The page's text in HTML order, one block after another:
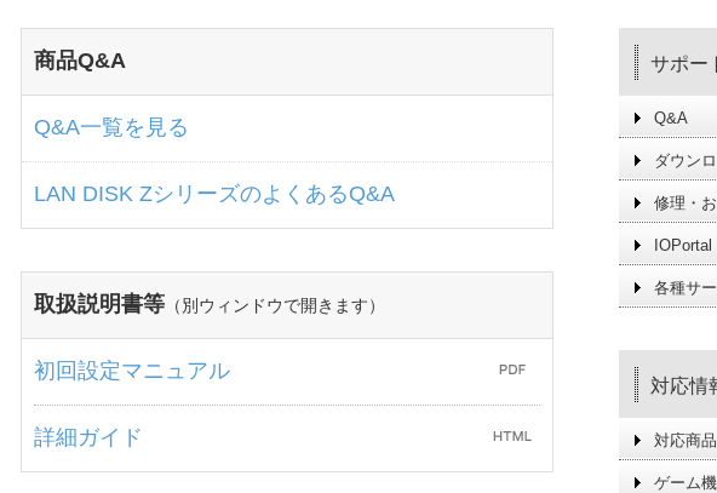
商品Q&A
Q&A一覧を見る
LAN DISK ZシリーズのよくあるQ&A
取扱説明書等 （別ウィンドウで開きます）
初回設定マニュアル
詳細ガイド
サポー
Q&A
ダウン
修理・
IOPortal
各種サ
対応情
対応商
ゲーム機